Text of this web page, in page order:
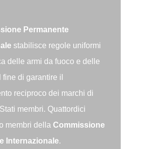
Permanente
stabilisce regole uniformi
delle armi da fuoco e delle
di garantire il
reciproco dei marchi di
membri. Quattordici
membri della Commissione
Internazionale.